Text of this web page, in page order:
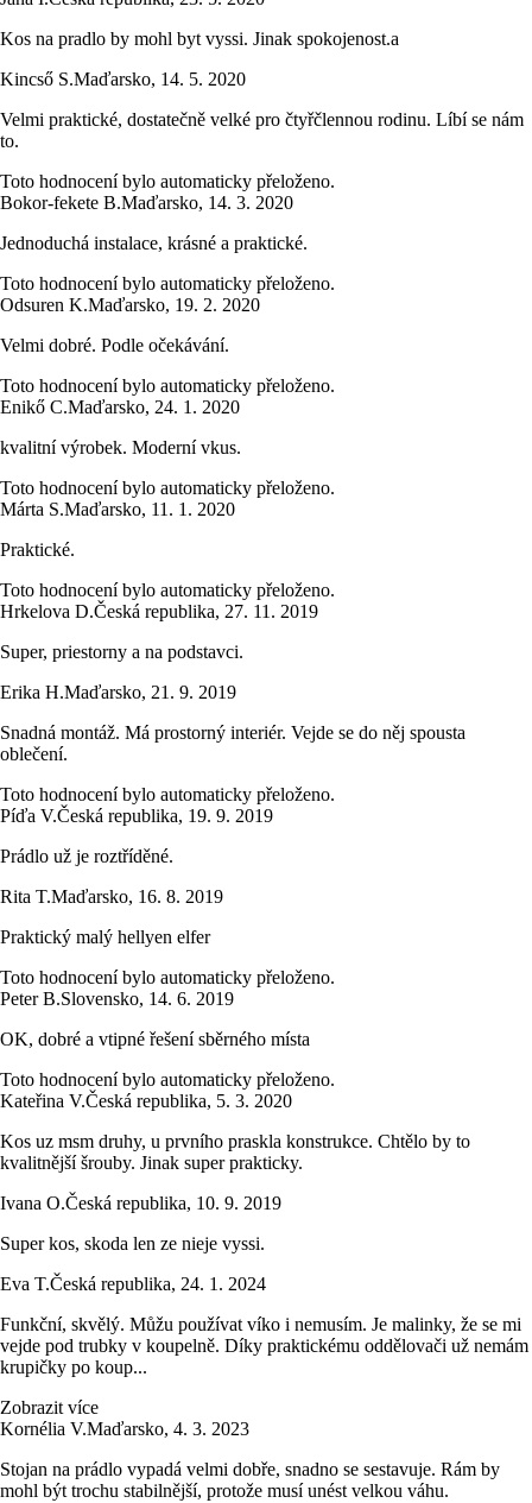
Kos na pradlo by mohl byt vyssi. Jinak spokojenost.a
Kincső S.Maďarsko, 14. 5. 2020
Velmi praktické, dostatečně velké pro čtyřčlennou rodinu. Líbí se nám
to.
Toto hodnocení bylo automaticky přeloženo.
Bokor-fekete B.Maďarsko, 14. 3. 2020
Jednoduchá instalace, krásné a praktické.
Toto hodnocení bylo automaticky přeloženo.
Odsuren K.Maďarsko, 19. 2. 2020
Velmi dobré. Podle očekávání.
Toto hodnocení bylo automaticky přeloženo.
Enikő C.Maďarsko, 24. 1. 2020
kvalitní výrobek. Moderní vkus.
Toto hodnocení bylo automaticky přeloženo.
Márta S.Maďarsko, 11. 1. 2020
Praktické.
Toto hodnocení bylo automaticky přeloženo.
Hrkelova D.Česká republika, 27. 11. 2019
Super, priestorny a na podstavci.
Erika H.Maďarsko, 21. 9. 2019
Snadná montáž. Má prostorný interiér. Vejde se do něj spousta
oblečení.
Toto hodnocení bylo automaticky přeloženo.
Píďa V.Česká republika, 19. 9. 2019
Prádlo už je roztříděné.
Rita T.Maďarsko, 16. 8. 2019
Praktický malý hellyen elfer
Toto hodnocení bylo automaticky přeloženo.
Peter B.Slovensko, 14. 6. 2019
OK, dobré a vtipné řešení sběrného místa
Toto hodnocení bylo automaticky přeloženo.
Kateřina V.Česká republika, 5. 3. 2020
Kos uz msm druhy, u prvního praskla konstrukce. Chtělo by to
kvalitnější šrouby. Jinak super prakticky.
Ivana O.Česká republika, 10. 9. 2019
Super kos, skoda len ze nieje vyssi.
Eva T.Česká republika, 24. 1. 2024
Funkční, skvělý. Můžu používat víko i nemusím. Je malinky, že se mi
vejde pod trubky v koupelně. Díky praktickému oddělovači už nemám
krupičky po koup...
Zobrazit více
Kornélia V.Maďarsko, 4. 3. 2023
Stojan na prádlo vypadá velmi dobře, snadno se sestavuje. Rám by
mohl být trochu stabilnější, protože musí unést velkou váhu.